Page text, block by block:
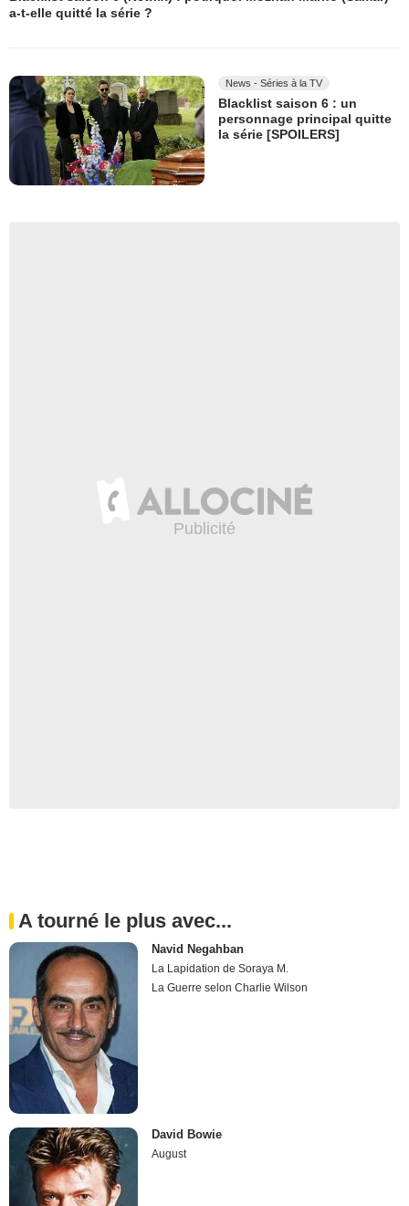
a-t-elle quitté la série ?
News - Séries à la TV
Blacklist saison 6 : un
personnage principal quitte
la série [SPOILERS]
A tourné le plus avec...
Navid Negahban
La Lapidation de Soraya M.
La Guerre selon Charlie Wilson
David Bowie
August